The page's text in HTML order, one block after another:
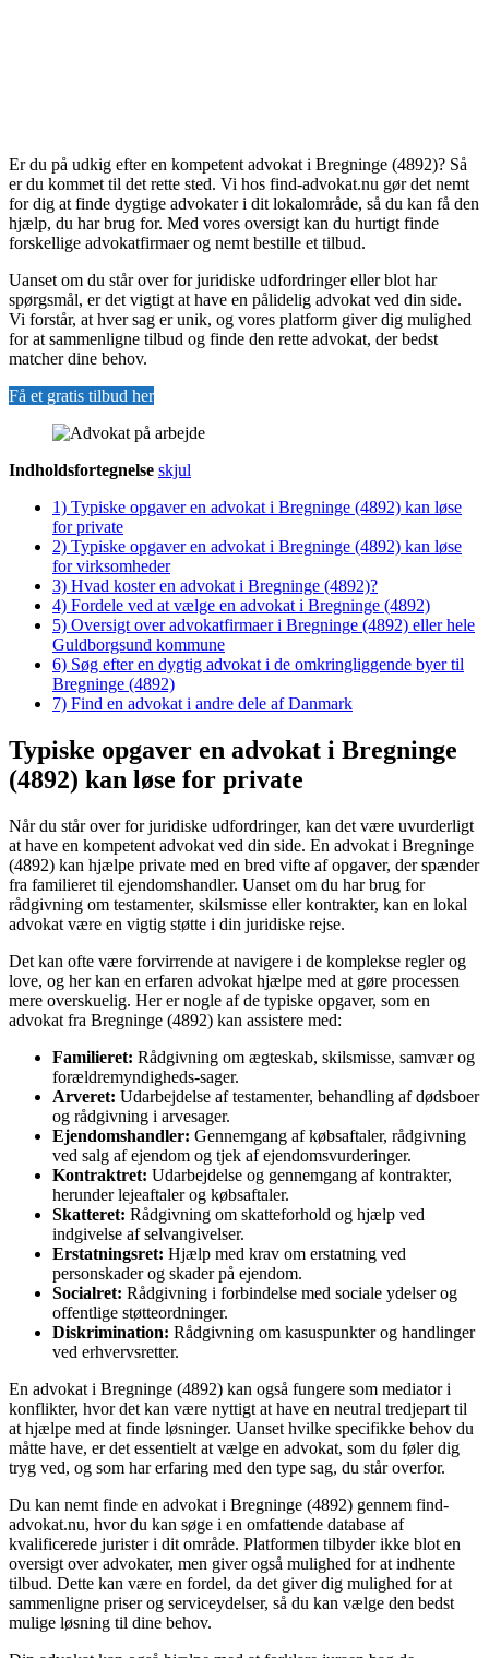
Er du på udkig efter en kompetent advokat i Bregninge (4892)? Så
er du kommet til det rette sted. Vi hos find-advokat.nu gør det nemt
for dig at finde dygtige advokater i dit lokalområde, så du kan få den
hjælp, du har brug for. Med vores oversigt kan du hurtigt finde
forskellige advokatfirmaer og nemt bestille et tilbud.
Uanset om du står over for juridiske udfordringer eller blot har
spørgsmål, er det vigtigt at have en pålidelig advokat ved din side.
Vi forstår, at hver sag er unik, og vores platform giver dig mulighed
for at sammenligne tilbud og finde den rette advokat, der bedst
matcher dine behov.
Få et gratis tilbud her
Indholdsfortegnelse skjul
1) Typiske opgaver en advokat i Bregninge (4892) kan løse
for private
2) Typiske opgaver en advokat i Bregninge (4892) kan løse
for virksomheder
3) Hvad koster en advokat i Bregninge (4892)?
4) Fordele ved at vælge en advokat i Bregninge (4892)
5) Oversigt over advokatfirmaer i Bregninge (4892) eller hele
Guldborgsund kommune
6) Søg efter en dygtig advokat i de omkringliggende byer til
Bregninge (4892)
7) Find en advokat i andre dele af Danmark
Typiske opgaver en advokat i Bregninge
(4892) kan løse for private
Når du står over for juridiske udfordringer, kan det være uvurderligt
at have en kompetent advokat ved din side. En advokat i Bregninge
(4892) kan hjælpe private med en bred vifte af opgaver, der spænder
fra familieret til ejendomshandler. Uanset om du har brug for
rådgivning om testamenter, skilsmisse eller kontrakter, kan en lokal
advokat være en vigtig støtte i din juridiske rejse.
Det kan ofte være forvirrende at navigere i de komplekse regler og
love, og her kan en erfaren advokat hjælpe med at gøre processen
mere overskuelig. Her er nogle af de typiske opgaver, som en
advokat fra Bregninge (4892) kan assistere med:
Familieret: Rådgivning om ægteskab, skilsmisse, samvær og
forældremyndigheds-sager.
Arveret: Udarbejdelse af testamenter, behandling af dødsboer
og rådgivning i arvesager.
Ejendomshandler: Gennemgang af købsaftaler, rådgivning
ved salg af ejendom og tjek af ejendomsvurderinger.
Kontraktret: Udarbejdelse og gennemgang af kontrakter,
herunder lejeaftaler og købsaftaler.
Skatteret: Rådgivning om skatteforhold og hjælp ved
indgivelse af selvangivelser.
Erstatningsret: Hjælp med krav om erstatning ved
personskader og skader på ejendom.
Socialret: Rådgivning i forbindelse med sociale ydelser og
offentlige støtteordninger.
Diskrimination: Rådgivning om kasuspunkter og handlinger
ved erhvervsretter.
En advokat i Bregninge (4892) kan også fungere som mediator i
konflikter, hvor det kan være nyttigt at have en neutral tredjepart til
at hjælpe med at finde løsninger. Uanset hvilke specifikke behov du
måtte have, er det essentielt at vælge en advokat, som du føler dig
tryg ved, og som har erfaring med den type sag, du står overfor.
Du kan nemt finde en advokat i Bregninge (4892) gennem find-
advokat.nu, hvor du kan søge i en omfattende database af
kvalificerede jurister i dit område. Platformen tilbyder ikke blot en
oversigt over advokater, men giver også mulighed for at indhente
tilbud. Dette kan være en fordel, da det giver dig mulighed for at
sammenligne priser og serviceydelser, så du kan vælge den bedst
mulige løsning til dine behov.